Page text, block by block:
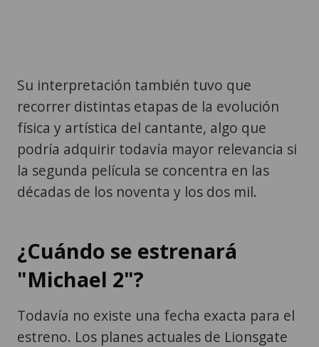
Su interpretación también tuvo que
recorrer distintas etapas de la evolución
física y artística del cantante, algo que
podría adquirir todavía mayor relevancia si
la segunda película se concentra en las
décadas de los noventa y los dos mil.
¿Cuándo se estrenará
"Michael 2"?
Todavía no existe una fecha exacta para el
estreno. Los planes actuales de Lionsgate